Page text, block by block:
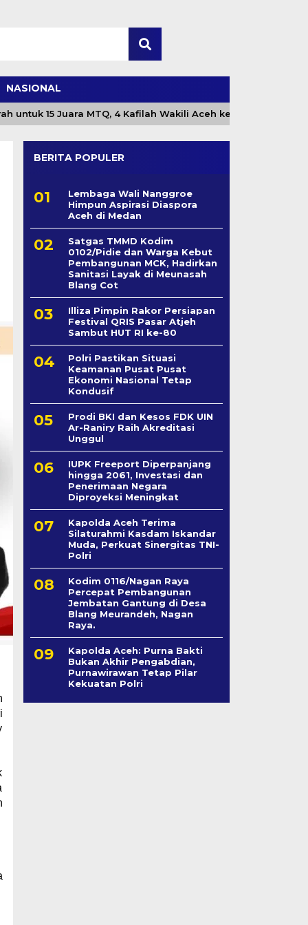
NASIONAL
15 Juara MTQ, 4 Kafilah Wakili Aceh ke Nasional
BERITA POPULER
Lembaga Wali Nanggroe
Himpun Aspirasi Diaspora
Aceh di Medan
Satgas TMMD Kodim
0102/Pidie dan Warga Kebut
Pembangunan MCK, Hadirkan
Sanitasi Layak di Meunasah
Blang Cot
Illiza Pimpin Rakor Persiapan
Festival QRIS Pasar Atjeh
Sambut HUT RI ke-80
Polri Pastikan Situasi
Keamanan Pusat Pusat
Ekonomi Nasional Tetap
Kondusif
Prodi BKI dan Kesos FDK UIN
Ar-Raniry Raih Akreditasi
Unggul
IUPK Freeport Diperpanjang
hingga 2061, Investasi dan
Penerimaan Negara
Diproyeksi Meningkat
Kapolda Aceh Terima
Silaturahmi Kasdam Iskandar
Muda, Perkuat Sinergitas TNI-
Polri
Kodim 0116/Nagan Raya
Percepat Pembangunan
Jembatan Gantung di Desa
Blang Meurandeh, Nagan
Raya.
Kapolda Aceh: Purna Bakti
Bukan Akhir Pengabdian,
Purnawirawan Tetap Pilar
Kekuatan Polri